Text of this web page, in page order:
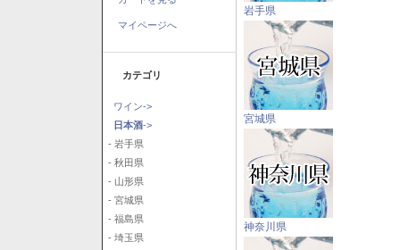
マイページへ
カテゴリ
ワイン->
日本酒->
- 岩手県
- 秋田県
- 山形県
- 宮城県
- 福島県
- 埼玉県
岩手県
宮城県
神奈川県